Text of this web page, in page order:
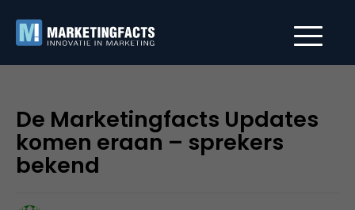
De Marketingfacts Updates
komen eraan – sprekers
bekend